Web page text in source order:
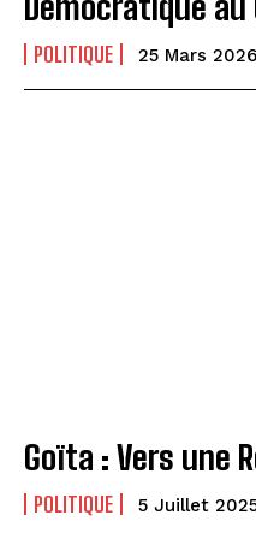
POLITIQUE 25 Mars 2026
Goïta : Vers une
POLITIQUE 5 Juillet